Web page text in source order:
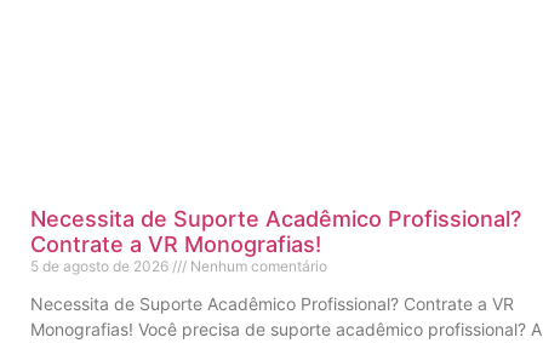
Necessita de Suporte Acadêmico Profissional?
Contrate a VR Monografias!
5 de agosto de 2026 Nenhum comentário
Necessita de Suporte Acadêmico Profissional? Contrate a VR
Monografias! Você precisa de suporte acadêmico profissional? A